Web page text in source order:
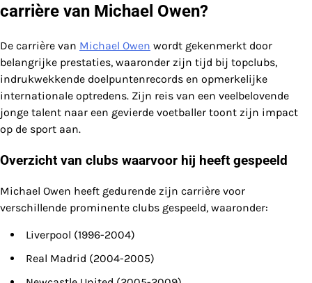
carrière van Michael Owen?
De carrière van Michael Owen wordt gekenmerkt door
belangrijke prestaties, waaronder zijn tijd bij topclubs,
indrukwekkende doelpuntenrecords en opmerkelijke
internationale optredens. Zijn reis van een veelbelovende
jonge talent naar een gevierde voetballer toont zijn impact
op de sport aan.
Overzicht van clubs waarvoor hij heeft gespeeld
Michael Owen heeft gedurende zijn carrière voor
verschillende prominente clubs gespeeld, waaronder:
Liverpool (1996-2004)
Real Madrid (2004-2005)